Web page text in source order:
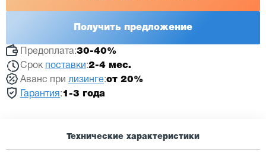
Получить предложение
Предоплата:30-40%
Срок поставки :2-4 мес.
Аванс при лизинге:от 20%
Гарантия :1-3 года
Технические характеристики